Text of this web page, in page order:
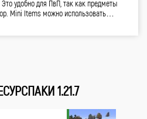
удобно для ПвП, так как предметы
Mini Items можно использовать…
1.21.7